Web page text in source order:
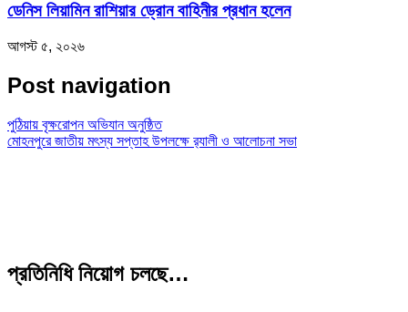
ডেনিস লিয়ামিন রাশিয়ার ড্রোন বাহিনীর প্রধান হলেন
আগস্ট ৫, ২০২৬
Post navigation
পুঠিয়ায় বৃক্ষরোপন অভিযান অনুষ্ঠিত
মোহনপুরে জাতীয় মৎস্য সপ্তাহ উপলক্ষে র‌্যালী ও আলোচনা সভা
প্রতিনিধি নিয়োগ চলছে…